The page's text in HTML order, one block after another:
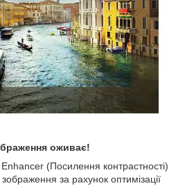
оживає!
(Посилення контрастності)
за рахунок оптимізації